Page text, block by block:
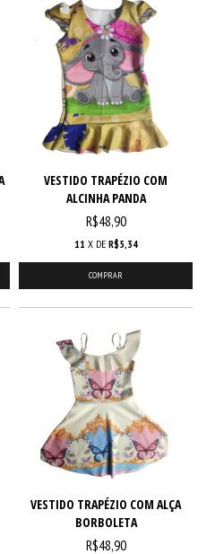
VESTIDO TRAPÉZIO COM
ALCINHA PANDA
R$48,90
11 X DE R$5,34
COMPRAR
VESTIDO TRAPÉZIO COM ALÇA
BORBOLETA
R$48,90